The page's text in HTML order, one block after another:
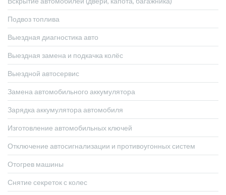
Подвоз топлива
Выездная диагностика авто
Выездная замена и подкачка колёс
Выездной автосервис
Замена автомобильного аккумулятора
Зарядка аккумулятора автомобиля
Изготовление автомобильных ключей
Отключение автосигнализации и противоугонных систем
Отогрев машины
Снятие секреток с колес